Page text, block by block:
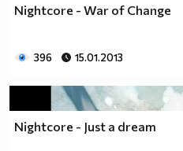
Nightcore - War of Change
396 15.01.2013
Nightcore - Just a dream